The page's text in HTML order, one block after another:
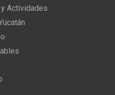
Actividades